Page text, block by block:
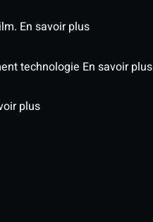
En savoir plus
technologie En savoir plus
plus